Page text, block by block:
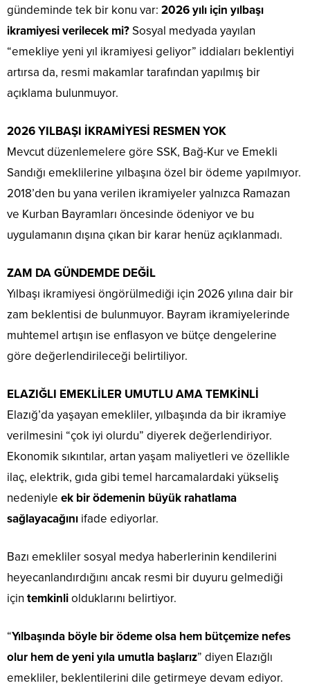
gündeminde tek bir konu var: 2026 yılı için yılbaşı
ikramiyesi verilecek mi?Sosyal medyada yayılan
“emekliye yeni yıl ikramiyesi geliyor” iddiaları beklentiyi
artırsa da, resmi makamlar tarafından yapılmış bir
açıklama bulunmuyor.
2026 YILBAŞI İKRAMİYESİ RESMEN YOK
Mevcut düzenlemelere göre SSK, Bağ-Kur ve Emekli
Sandığı emeklilerine yılbaşına özel bir ödeme yapılmıyor.
2018’den bu yana verilen ikramiyeler yalnızca Ramazan
ve Kurban Bayramları öncesinde ödeniyor ve bu
uygulamanın dışına çıkan bir karar henüz açıklanmadı.
ZAM DA GÜNDEMDE DEĞİL
Yılbaşı ikramiyesi öngörülmediği için 2026 yılına dair bir
zam beklentisi de bulunmuyor. Bayram ikramiyelerinde
muhtemel artışın ise enflasyon ve bütçe dengelerine
göre değerlendirileceği belirtiliyor.
ELAZIĞLI EMEKLİLER UMUTLU AMA TEMKİNLİ
Elazığ’da yaşayan emekliler, yılbaşında da bir ikramiye
verilmesini “çok iyi olurdu” diyerek değerlendiriyor.
Ekonomik sıkıntılar, artan yaşam maliyetleri ve özellikle
ilaç, elektrik, gıda gibi temel harcamalardaki yükseliş
nedeniyle ek bir ödemenin büyük rahatlama
sağlayacağını ifade ediyorlar.
Bazı emekliler sosyal medya haberlerinin kendilerini
heyecanlandırdığını ancak resmi bir duyuru gelmediği
için temkinliolduklarını belirtiyor.
“Yılbaşında böyle bir ödeme olsa hem bütçemize nefes
olur hem de yeni yıla umutla başlarız” diyen Elazığlı
emekliler, beklentilerini dile getirmeye devam ediyor.